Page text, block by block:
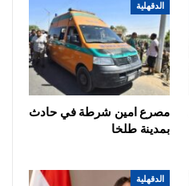
الدقهلية
مصرع امين شرطة في حادث
بمدينة طلخا
الدقهلية